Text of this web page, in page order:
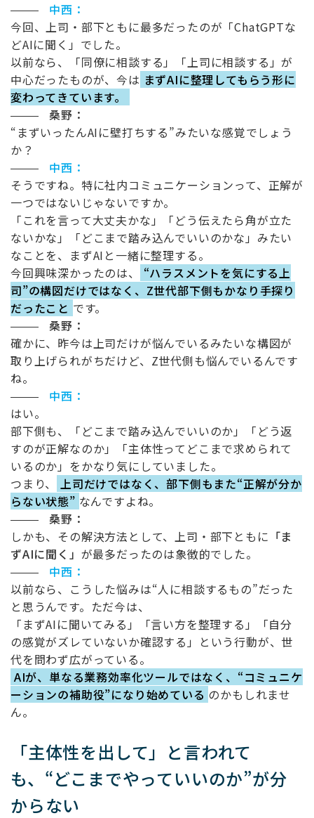
中西：
今回、上司・部下ともに最多だったのが「ChatGPTな
どAIに聞く」でした。
以前なら、「同僚に相談する」「上司に相談する」が
中心だったものが、今は まずAIに整理してもらう形に
変わってきています。
桑野：
“ まずいったんAIに壁打ちする”みたいな感覚でしょう
か？
中西：
そうですね。特に社内コミュニケーションって、正解が
一つではないじゃないですか。
「これを言って大丈夫かな」「どう伝えたら角が立た
ないかな」「どこまで踏み込んでいいのかな」みたい
なことを、まずAI と一緒に整理する。
今回興味深かったのは、
“ハラスメントを気にする上
司”の構図だけではなく、Z世代部下側もかなり手探り
だったこと です。
桑野：
確かに、昨今は上司だけが悩んでいるみたいな構図が
取り上げられがちだけど、 Z世代側も悩んでいるんです
ね。
中西：
はい。
部下側も、「どこまで踏み込んでいいのか」「どう返
すのが正解なのか」「主体性ってどこまで求められて
いるのか」をかなり気にしていました。
つまり、
上司だけではなく、部下側もまた“正解が分か
らない状態” なんですよね。
桑野：
しかも、その解決方法として、上司・部下ともに 「ま
ずAIに聞く」 が最多だったのは象徴的でした。
中西：
以前なら、こうした悩みは“人に相談するもの”だった
と思うんです。ただ今は、
「まずAIに聞いてみる」「言い方を整理する」「自分
の感覚がズレていないか確認する」という行動が、世
代を問わず広がっている。
AIが、単なる業務効率化ツールではなく、“コミュニケ
ーションの補助役”になり始めている のかもしれませ
ん。
「主体性を出して」と言われて
も、 “どこまでやっていいのか”が分
からない